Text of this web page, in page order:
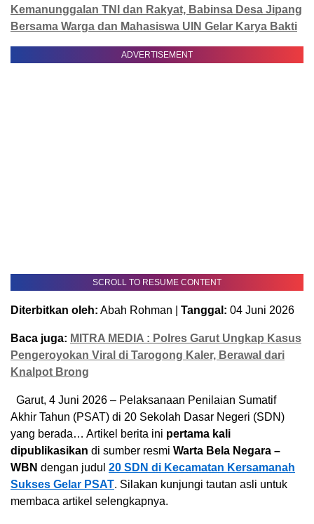
Kemanunggalan TNI dan Rakyat, Babinsa Desa Jipang
Bersama Warga dan Mahasiswa UIN Gelar Karya Bakti
ADVERTISEMENT
SCROLL TO RESUME CONTENT
Diterbitkan oleh: Abah Rohman | Tanggal: 04 Juni 2026
Baca juga: MITRA MEDIA : Polres Garut Ungkap Kasus
Pengeroyokan Viral di Tarogong Kaler, Berawal dari
Knalpot Brong
Garut, 4 Juni 2026 – Pelaksanaan Penilaian Sumatif
Akhir Tahun (PSAT) di 20 Sekolah Dasar Negeri (SDN)
yang berada… Artikel berita ini pertama kali
dipublikasikan di sumber resmi Warta Bela Negara –
WBN dengan judul 20 SDN di Kecamatan Kersamanah
Sukses Gelar PSAT. Silakan kunjungi tautan asli untuk
membaca artikel selengkapnya.